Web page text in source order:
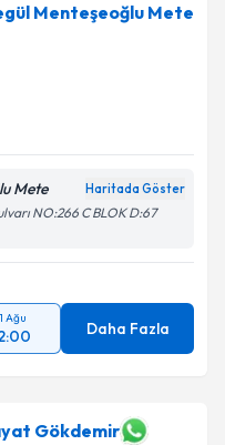
Menteşeoğlu Mete
Mete Haritada Göster
NO:266 C BLOK D:67
Ağu
Daha Fazla
Gökdemir